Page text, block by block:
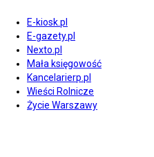
E-kiosk.pl
E-gazety.pl
Nexto.pl
Mała księgowość
Kancelarierp.pl
Wieści Rolnicze
Życie Warszawy